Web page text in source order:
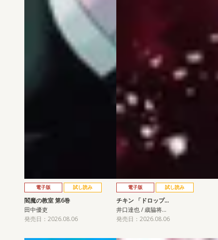
電子版 試し読み
閻魔の教室 第6巻
田中優吏
発売日：2026.08.06
電子版 試し読み
チキン 「ドロップ…
井口達也 / 歳脇将…
発売日：2026.08.06